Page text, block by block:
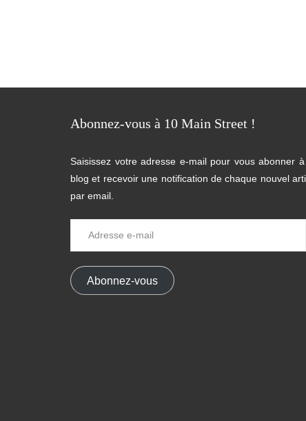
Abonnez-vous à 10 Main Street !
Saisissez votre adresse e-mail pour vous abonner
blog et recevoir une notification de chaque nouvel
par email.
Abonnez-vous